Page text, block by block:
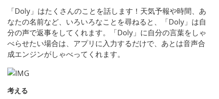
「Doly」はたくさんのことを話します！天気予報や時間、あ
なたの名前など、いろいろなことを尋ねると、「Doly」は自
分の声で返事をしてくれます。「Doly」に自分の言葉をしゃ
べらせたい場合は、アプリに入力するだけで、あとは音声合
成エンジンがしゃべってくれます。
考える